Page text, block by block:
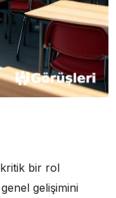
bir rol
gelişimini